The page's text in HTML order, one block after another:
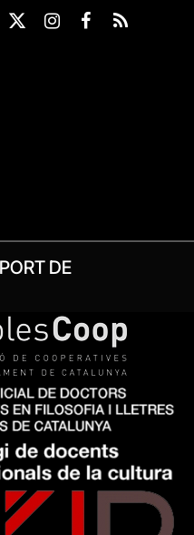
X
Instagram
Facebook
RSS
DE